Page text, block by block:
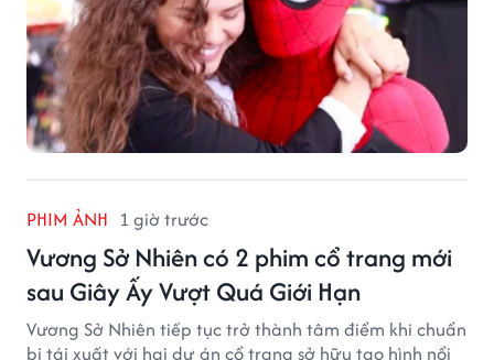
PHIM ẢNH 1 giờ trước
Vương Sở Nhiên có 2 phim cổ trang mới
sau Giây Ấy Vượt Quá Giới Hạn
Vương Sở Nhiên tiếp tục trở thành tâm điểm khi chuẩn
bị tái xuất với hai dự án cổ trang sở hữu tạo hình nổi